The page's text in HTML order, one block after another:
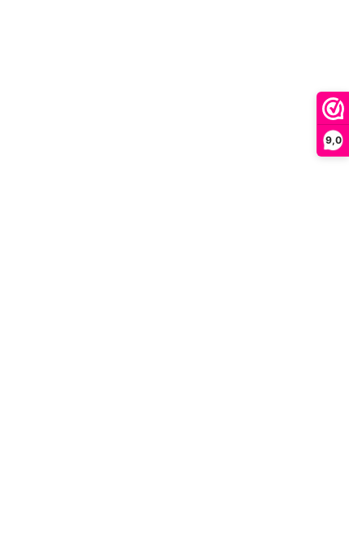
9,0